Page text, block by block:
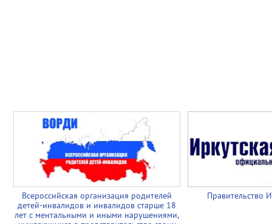
Всероссийская организация родителей
детей-инвалидов и инвалидов старше 18
лет с ментальными и иными нарушениями,
Правительство